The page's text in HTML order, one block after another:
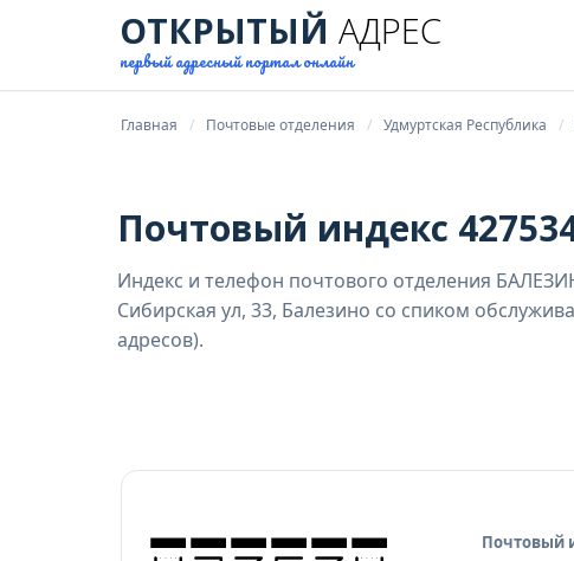
ОТКРЫТЫЙ АДРЕС
первый адресный портал онлайн
Главная Почтовые отделения Удмуртская Республика
Почтовый индекс
Индекс и телефон почтового отделения
Сибирская ул, 33, Балезино со спиком
адресов).
Почтовый
Источник